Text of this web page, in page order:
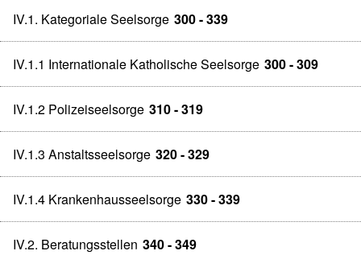
IV.1. Kategoriale Seelsorge 300 - 339
IV.1.1 Internationale Katholische Seelsorge 300 - 309
IV.1.2 Polizeiseelsorge 310 - 319
IV.1.3 Anstaltsseelsorge 320 - 329
IV.1.4 Krankenhausseelsorge 330 - 339
IV.2. Beratungsstellen 340 - 349